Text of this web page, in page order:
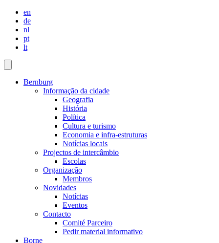
en
de
nl
pt
lt
Bernburg
Informação da cidade
Geografia
História
Política
Cultura e turismo
Economia e infra-estruturas
Notícias locais
Projectos de intercâmbio
Escolas
Organização
Membros
Novidades
Notícias
Eventos
Contacto
Comité Parceiro
Pedir material informativo
Borne